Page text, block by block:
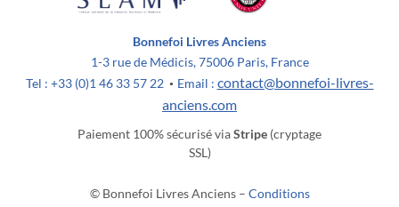
Bonnefoi Livres Anciens
1-3 rue de Médicis, 75006 Paris, France
Tel : +33 (0)1 46 33 57 22 • Email : contact@bonnefoi-livres-
anciens.com
Paiement 100% sécurisé viaStripe (cryptage
SSL)
© Bonnefoi Livres Anciens – Conditions